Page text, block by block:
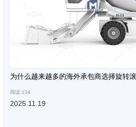
为什么越来越多的海外承包商选择旋转
阅读:134
2025.11.19